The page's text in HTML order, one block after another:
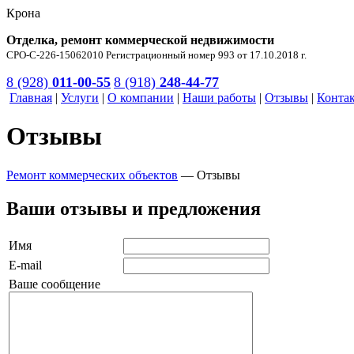
Крона
Отделка, ремонт коммерческой недвижимости
СРО-С-226-15062010 Регистрационный номер 993 от 17.10.2018 г.
8 (928) 011-00-55 8 (918) 248-44-77
Главная | Услуги | О компании | Наши работы | Отзывы |
Отзывы
Ремонт коммерческих объектов — Отзывы
Ваши отзывы и предложения
Имя
E-mail
Ваше сообщение